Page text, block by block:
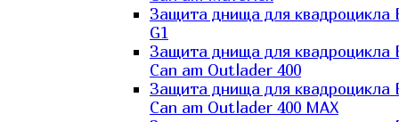
Защита днища для квадроцикла
G1
Защита днища для квадроцикла
Can am Outlader 400
Защита днища для квадроцикла
Can am Outlader 400 MAX